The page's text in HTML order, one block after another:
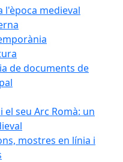
l'època medieval
de documents de
el seu Arc Romà: un
mostres en línia i